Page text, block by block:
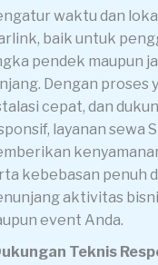
waktu dan
baik untuk
pendek maupun
Dengan proses
cepat, dan
layanan sewa
kebebasan penuh
aktivitas
event Anda.
Teknis